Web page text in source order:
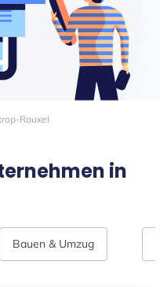
Rauxel
in
Bauen & Umzug